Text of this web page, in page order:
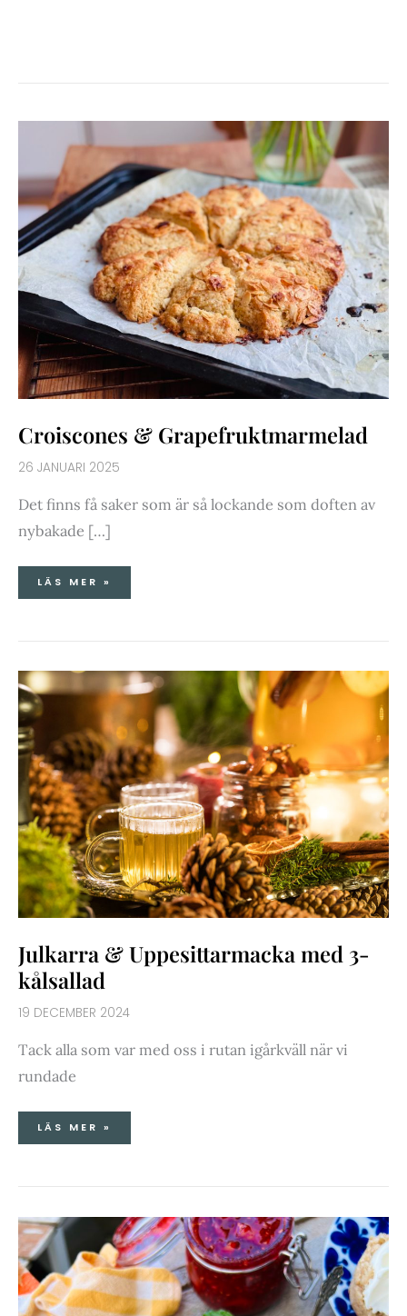
Croiscones & Grapefruktmarmelad
26 JANUARI 2025
Det finns få saker som är så lockande som doften av
nybakade […]
CROISCONES
GRAPEFRUKTMARMELAD
LÄS MER »
Julkarra & Uppesittarmacka med 3-
kålsallad
19 DECEMBER 2024
Tack alla som var med oss i rutan igårkväll när vi
rundade
JULKARRA
UPPESITTARMACKA
MED
KÅLSALLAD
LÄS MER »
VÄRMANDE
ÄPPELCIDER